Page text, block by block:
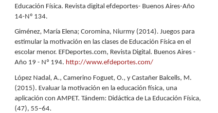
Educación Física. Revista digital efdeportes- Buenos Aires-Año
14-Nº 134.
Giménez, María Elena; Coromina, Niurmy (2014). Juegos para
estimular la motivación en las clases de Educación Física en el
escolar menor. EFDeportes.com, Revista Digital. Buenos Aires -
Año 19 - Nº 194. http://www.efdeportes.com/
López Nadal, A., Camerino Foguet, O., y Castañer Balcells, M.
(2015). Evaluar la motivación en la educación física, una
aplicación con AMPET. Tándem: Didáctica de La Educación Física,
(47), 55–64.